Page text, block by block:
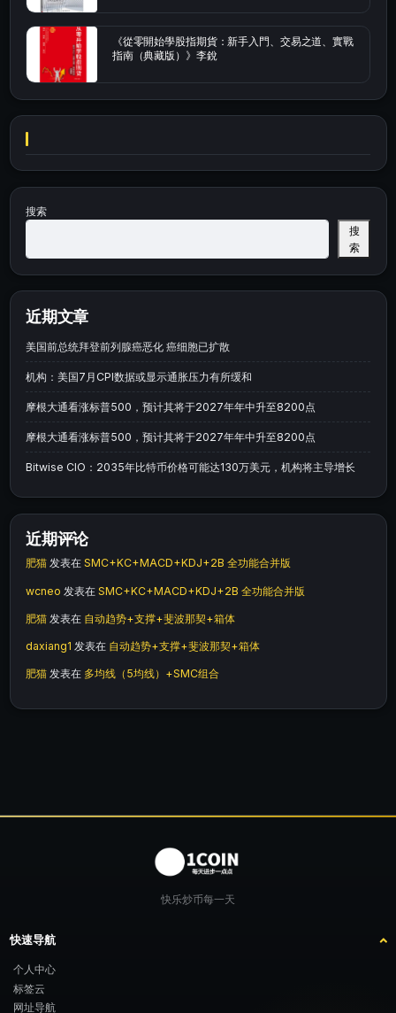
《從零開始學股指期貨：新手入門、交易之道、實戰
指南（典藏版）》李銳
搜索
搜
索
近期文章
美国前总统拜登前列腺癌恶化 癌细胞已扩散
机构：美国7月CPI数据或显示通胀压力有所缓和
摩根大通看涨标普500，预计其将于2027年年中升至8200点
摩根大通看涨标普500，预计其将于2027年年中升至8200点
Bitwise CIO：2035年比特币价格可能达130万美元，机构将主导增长
近期评论
肥猫 发表在 SMC+KC+MACD+KDJ+2B 全功能合并版
wcneo 发表在 SMC+KC+MACD+KDJ+2B 全功能合并版
肥猫 发表在 自动趋势+支撑+斐波那契+箱体
daxiang1 发表在 自动趋势+支撑+斐波那契+箱体
肥猫 发表在 多均线（5均线）+SMC组合
快乐炒币每一天
快速导航
个人中心
标签云
网址导航